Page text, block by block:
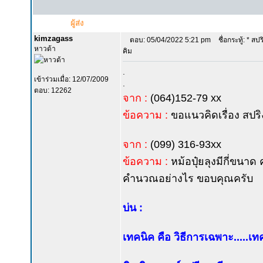
ผู้ส่ง
kimzagass
หาวด้า
เข้าร่วมเมื่อ: 12/07/2009
ตอบ: 12262
ตอบ: 05/04/2022 5:21 pm
ชื่อกระทู้: * สป
คิม
จาก : (064)152-79 xx
ข้อความ : ขอแนวคิดเรื่อง สป
จาก : (099) 316-93xx
ข้อความ : หม้อปุ๋ยลุงมีกี่ขนาด
คำนวณอย่างไร ขอบคุณครับ
บ่น :
เทคนิค คือ วิธีการเฉพาะ.....เ